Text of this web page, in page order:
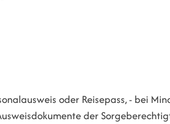
oder Reisepass, - bei
der